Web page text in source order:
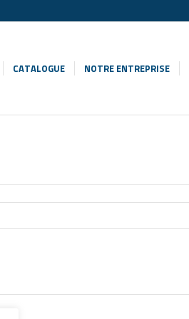
CATALOGUE NOTRE ENTREPRISE